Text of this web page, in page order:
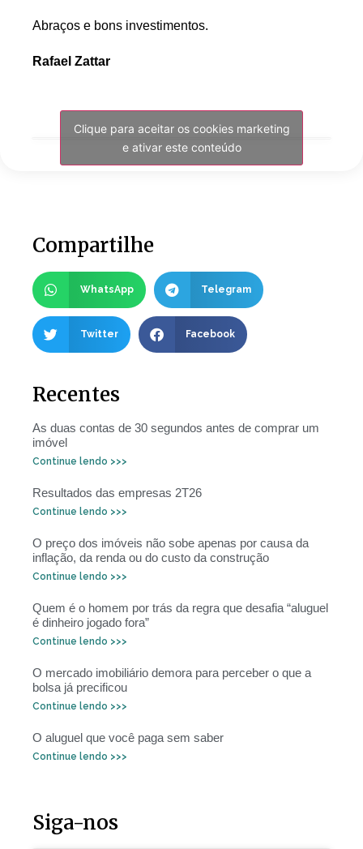
Abraços e bons investimentos.
Rafael Zattar
Clique para aceitar os cookies marketing
e ativar este conteúdo
Compartilhe
WhatsApp Telegram
Twitter Facebook
Recentes
As duas contas de 30 segundos antes de comprar um
imóvel
Continue lendo >>>
Resultados das empresas 2T26
Continue lendo >>>
O preço dos imóveis não sobe apenas por causa da
inflação, da renda ou do custo da construção
Continue lendo >>>
Quem é o homem por trás da regra que desafia “aluguel
é dinheiro jogado fora”
Continue lendo >>>
O mercado imobiliário demora para perceber o que a
bolsa já precificou
Continue lendo >>>
O aluguel que você paga sem saber
Continue lendo >>>
Siga-nos